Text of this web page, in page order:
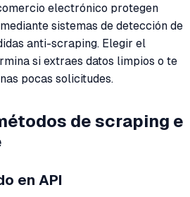
electrónico protegen
sistemas de detección de
anti-scraping. Elegir el
si extraes datos limpios o te
pocas solicitudes.
de scraping e
en API